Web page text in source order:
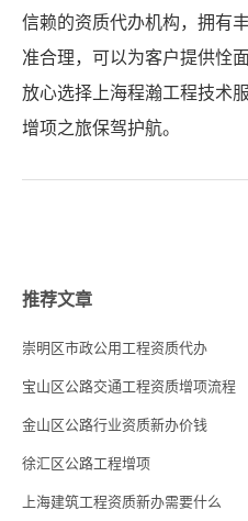
信赖的资质代办机构，拥有
准合理，可以为客户提供恮
放心选择上海程瀚工程技术
增项之旅保驾护航。
推荐文章
崇明区市政公用工程资质代办
宝山区公路交通工程资质增项流程
金山区公路行业资质新办价钱
徐汇区公路工程增项
上海建筑工程资质新办需要什么